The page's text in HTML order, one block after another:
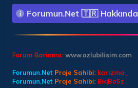
Forumun.Net 🇹🇷 Hakkında
Forum Barinma: www.ozlubilisim.com
Forumun.Net Proje Sahibi: karizma_
Forumun.Net Proje Sahibi: BiqBoSs